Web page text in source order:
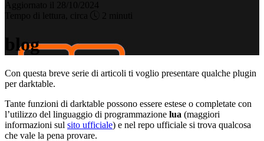
blog
Con questa breve serie di articoli ti voglio presentare qualche plugin
per darktable.
Tante funzioni di darktable possono essere estese o completate con
l’utilizzo del linguaggio di programmazione lua (maggiori
informazioni sul sito ufficiale) e nel repo ufficiale si trova qualcosa
che vale la pena provare.